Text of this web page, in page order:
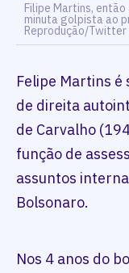
Filipe Martins,
minuta golpista ao
Reprodução/Twitter
Felipe Martins
de direita
de Carvalho
função de
assuntos
Bolsonaro.
Nos 4 anos do